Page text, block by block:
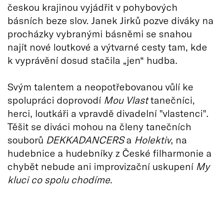
českou krajinou vyjádřit v pohybových
básních beze slov. Janek Jirků pozve diváky na
procházky vybranými básněmi se snahou
najít nové loutkové a výtvarné cesty tam, kde
k vyprávění dosud stačila „jen“ hudba.
Svým talentem a neopotřebovanou vůlí ke
spolupráci doprovodí Mou Vlasttanečníci,
herci, loutkáři a vpravdě divadelní "vlastenci".
Těšit se diváci mohou na členy tanečních
souborů DEKKADANCERSa Holektiv, na
hudebnice a hudebníky z České filharmonie a
chybět nebude ani improvizační uskupení My
kluci co spolu chodíme.